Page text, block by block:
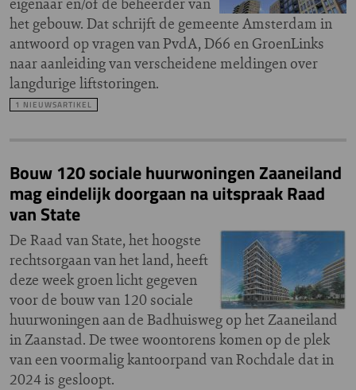
het gebouw. Dat schrijft de gemeente Amsterdam in
antwoord op vragen van PvdA, D66 en GroenLinks
naar aanleiding van verscheidene meldingen over
langdurige liftstoringen.
1 NIEUWSARTIKEL
Bouw 120 sociale huurwoningen Zaaneiland
mag eindelijk doorgaan na uitspraak Raad
van State
De Raad van State, het hoogste
rechtsorgaan van het land, heeft
deze week groen licht gegeven
voor de bouw van 120 sociale
huurwoningen aan de Badhuisweg op het Zaaneiland
in Zaanstad. De twee woontorens komen op de plek
van een voormalig kantoorpand van Rochdale dat in
2024 is gesloopt.